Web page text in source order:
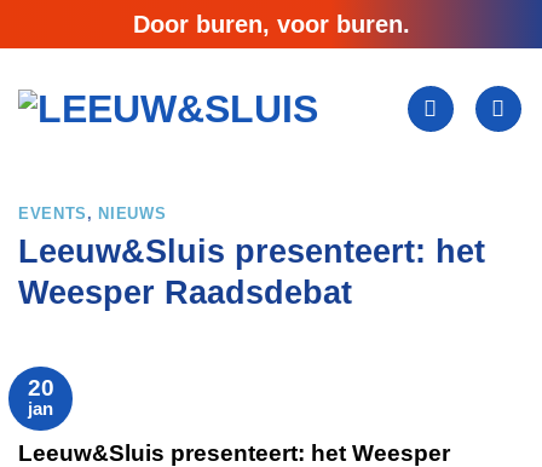
naar
inhoud
Door buren, voor buren.
EVENTS , NIEUWS
Leeuw&Sluis presenteert: het
Weesper Raadsdebat
20
jan
Leeuw&Sluis presenteert: het Weesper